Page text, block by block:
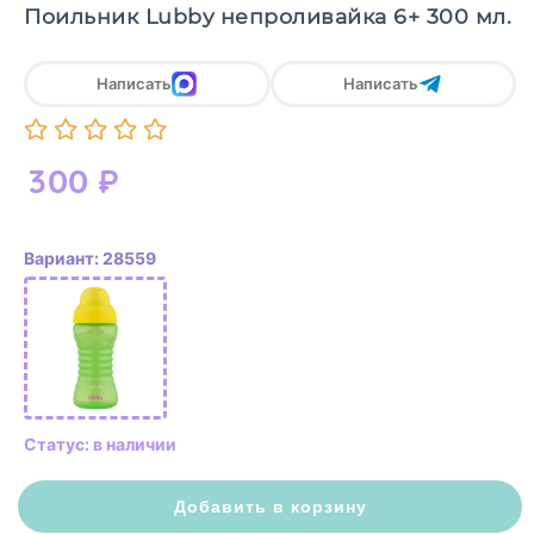
Поильник Lubby непроливайка 6+ 300 мл.
300 ₽
Написать Написать
Вариант: 28559
Статус: в наличии
Добавить в корзину